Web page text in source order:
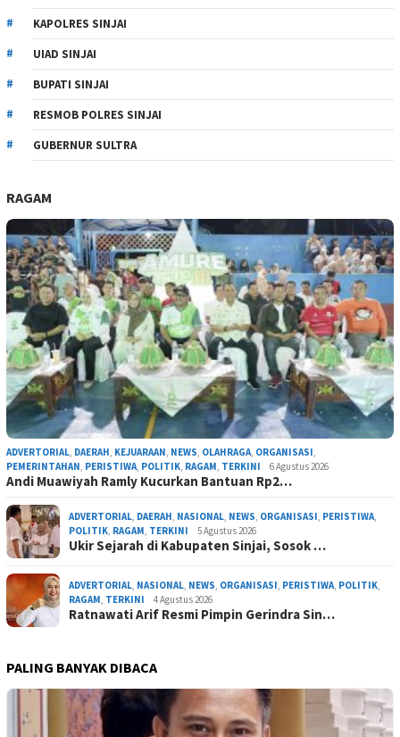
KAPOLRES SINJAI
UIAD SINJAI
BUPATI SINJAI
RESMOB POLRES SINJAI
GUBERNUR SULTRA
RAGAM
ADVERTORIAL DAERAH KEJUARAAN NEWS OLAHRAGA ORGANISASI
PEMERINTAHAN PERISTIWA POLITIK RAGAM TERKINI 6 Agustus 2026
Andi Muawiyah Ramly Kucurkan Bantuan Rp2…
ADVERTORIAL DAERAH NASIONAL NEWS ORGANISASI PERISTIWA
POLITIK RAGAM TERKINI 5 Agustus 2026
Ukir Sejarah di Kabupaten Sinjai, Sosok …
ADVERTORIAL NASIONAL NEWS ORGANISASI PERISTIWA POLITIK
RAGAM TERKINI 4 Agustus 2026
Ratnawati Arif Resmi Pimpin Gerindra Sin…
PALING BANYAK DIBACA